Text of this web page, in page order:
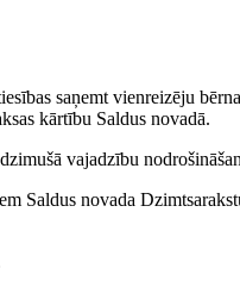
saņemt vienreizēju
kārtību Saldus novadā.
vajadzību
Saldus novada